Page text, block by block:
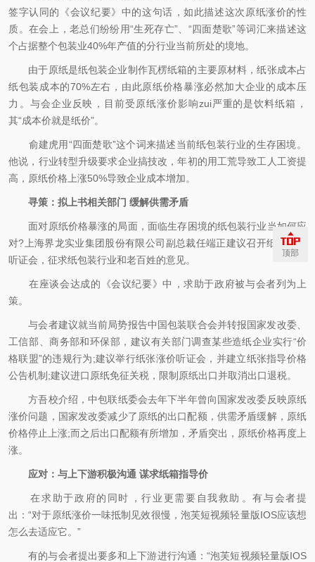
签字认同的《会议纪要》中的这句话，如此描述这次原纸涨价的性
质。在会上，老总们纷纷用“生死存亡”、“四面楚歌”等词汇来描述这
个占据整个包装业40%年产值的分行业当前所处的境地。
由于原纸是纸包装企业制作瓦楞纸箱的主要原材料，纸张成本占
纸包装成本的70%左右，由此原纸价格暴涨必然加大企业的成本压
力。与会企业反映，目前受原纸涨价影响zui严重的是饮料纸箱，
其“成本价就是纸价”。
俞建虎用“四面楚歌”这个词来描述当前纸包装行业的生存困境。
他说，行业转型升级要求企业搞技改，年初的用工荒导致工人工资提
高，原纸价格上涨50%导致企业成本增加。
寻策：拟上书相关部门 缓解供需矛盾
面对原纸价格暴涨的局面，面临生存困境的纸包装行业当如何应
对?上海界龙实业集团股份有限公司副总裁任端正建议召开纸张涨价
听证会，征求纸包装行业和老百姓的意见。
在座谈会达成的《会议纪要》中，求助于政府被与会者列为上
策。
与会者建议就当前局势报告中国包装联合会并转报国家发改委、
工信部、商务部和环保部，建议有关部门调查某些造纸企业实行“价
格联盟”的违规行为;建议举行纸张涨价听证会，并建立纸张指导价格
公告机制;建议进口原纸免征关税，限制原纸出口并取消出口退税。
方吾校介绍，中包联纸委会去年下半年曾向国家发改委反映原纸
涨价问题，国家发改委减少了原纸的出口配额，供需矛盾缓解，原纸
价格停止上涨;而之后出口配额有所增加，矛盾突出，原纸价格再度上
涨。
应对：与上下游积极沟通 谋求纸箱指导价
在求助于政府的同时，行业更需要自我救助。有与会者提
出：“对于原纸涨价一味抵制见效很慢，泡芙短视频轻量版IOS应该想
怎么去适应它。”
有的与会者提出要多和上下游进行沟通：“泡芙短视频轻量版IOS
顶部